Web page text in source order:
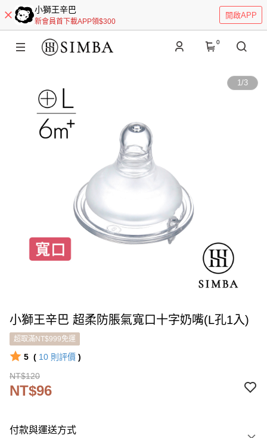
小獅王辛巴
新會員首下載APP領$300
開啟APP
0
1/3
小獅王辛巴 超柔防脹氣寬口十字奶嘴(L孔1入)
超取滿NT$999免運
5 ( 10 則評價 )
NT$120
NT$96
付款與運送方式